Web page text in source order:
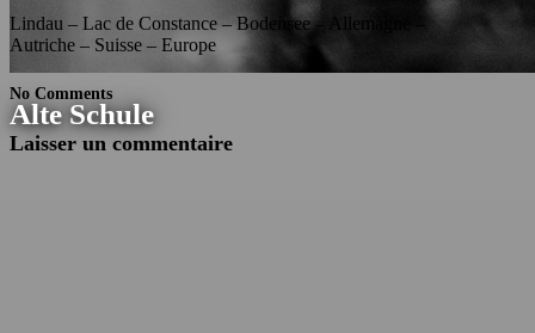
Alte Schule
Lindau – Lac de Constance – Bodensee – Allemagne –
Autriche – Suisse – Europe
No Comments
Laisser un commentaire